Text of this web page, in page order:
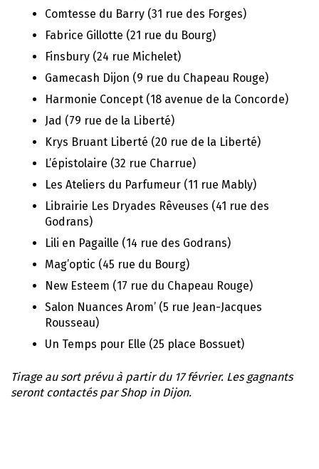
Comtesse du Barry (31 rue des Forges)
Fabrice Gillotte (21 rue du Bourg)
Finsbury (24 rue Michelet)
Gamecash Dijon (9 rue du Chapeau Rouge)
Harmonie Concept (18 avenue de la Concorde)
Jad (79 rue de la Liberté)
Krys Bruant Liberté (20 rue de la Liberté)
L’épistolaire (32 rue Charrue)
Les Ateliers du Parfumeur (11 rue Mably)
Librairie Les Dryades Rêveuses (41 rue des
Godrans)
Lili en Pagaille (14 rue des Godrans)
Mag’optic (45 rue du Bourg)
New Esteem (17 rue du Chapeau Rouge)
Salon Nuances Arom’ (5 rue Jean-Jacques
Rousseau)
Un Temps pour Elle (25 place Bossuet)
Tirage au sort prévu à partir du 17 février. Les gagnants
seront contactés par Shop in Dijon.